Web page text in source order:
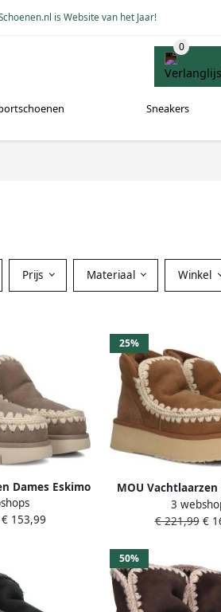
is Website van het Jaar!
Sneakers
Prijs Materiaal Winkel
Dames Eskimo
Maat: 41
Kleur: Taupe
153,99
25%
MOU
Eskimo Platform
Materiaal: Suède
3
€ 221,99€
50%